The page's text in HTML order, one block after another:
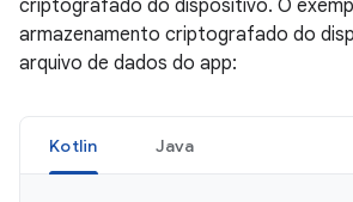
criptografado do dispositivo. O
armazenamento criptografado do
arquivo de dados do app:
Kotlin Java